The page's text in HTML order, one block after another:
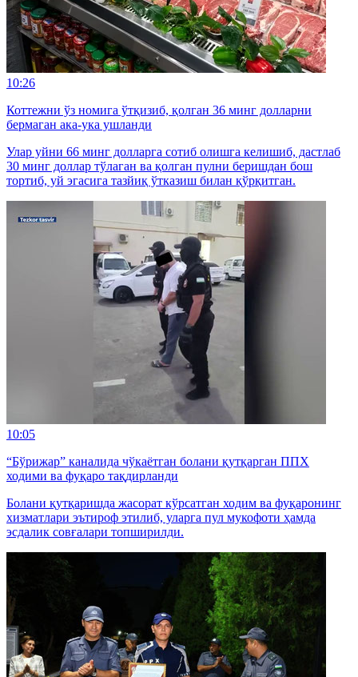
10:26
Коттежни ўз номига ўтқизиб, қолган 36 минг долларни
бермаган ака-ука ушланди
Улар уйни 66 минг долларга сотиб олишга келишиб, дастлаб
30 минг доллар тўлаган ва қолган пулни беришдан бош
тортиб, уй эгасига тазйиқ ўтказиш билан қўрқитган.
10:05
“Бўрижар” каналида чўкаётган болани қутқарган ППХ
ходими ва фуқаро тақдирланди
Болани қутқаришда жасорат кўрсатган ходим ва фуқаронинг
хизматлари эътироф этилиб, уларга пул мукофоти ҳамда
эсдалик совғалари топширилди.